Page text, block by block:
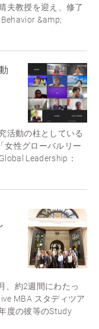
夫教授を迎え、修了
&amp;
活動の柱としている
女性グローバルリー
Leadership：
、約2週間にわたっ
MBA スタディツア
度の彼等のStudy